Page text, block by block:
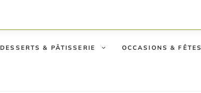
DESSERTS & PÂTISSERIE OCCASIONS & FÊTES